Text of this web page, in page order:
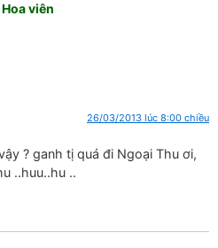
viên
26/03/2013 lúc 8:00 chiều
? ganh tị quá đi Ngoại Thu ơi,
..huu..hu ..